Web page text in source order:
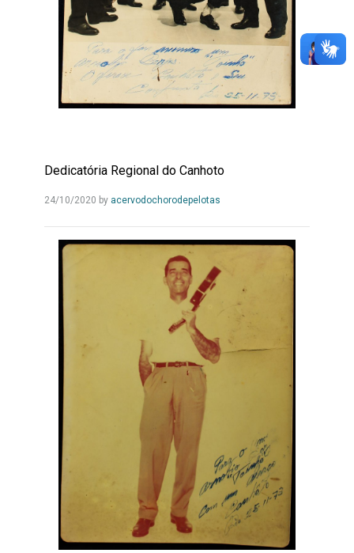
Dedicatória Regional do Canhoto
24/10/2020 by acervodochorodepelotasLeia